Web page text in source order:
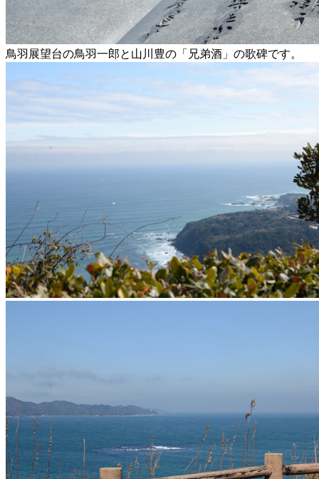
鳥羽展望台の鳥羽一郎と山川豊の「兄弟酒」の歌碑です。